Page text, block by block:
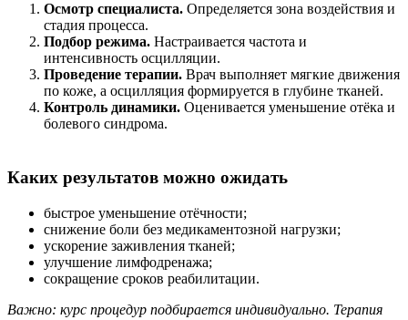
Осмотр специалиста. Определяется зона воздействия и
стадия процесса.
Подбор режима. Настраивается частота и
интенсивность осцилляции.
Проведение терапии. Врач выполняет мягкие движения
по коже, а осцилляция формируется в глубине тканей.
Контроль динамики. Оценивается уменьшение отёка и
болевого синдрома.
Каких результатов можно ожидать
быстрое уменьшение отёчности;
снижение боли без медикаментозной нагрузки;
ускорение заживления тканей;
улучшение лимфодренажа;
сокращение сроков реабилитации.
Важно: курс процедур подбирается индивидуально. Терапия